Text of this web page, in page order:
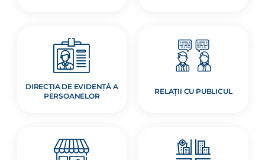
DIRECȚIA DE EVIDENȚĂ A
PERSOANELOR
RELAȚII CU PUBLICUL